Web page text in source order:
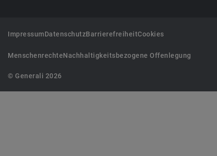
ImpressumDatenschutzBarrierefreiheitCookies
MenschenrechteNachhaltigkeitsbezogene Offenlegung
© Generali 2026